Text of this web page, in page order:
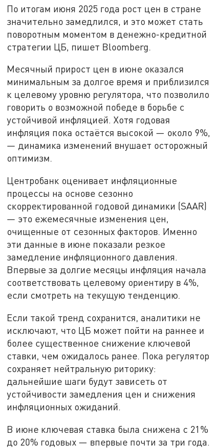
По итогам июня 2025 года рост цен в стране
значительно замедлился, и это может стать
поворотным моментом в денежно-кредитной
стратегии ЦБ, пишет Bloomberg.
Месячный прирост цен в июне оказался
минимальным за долгое время и приблизился
к целевому уровню регулятора, что позволило
говорить о возможной победе в борьбе с
устойчивой инфляцией. Хотя годовая
инфляция пока остаётся высокой — около 9%,
— динамика изменений внушает осторожный
оптимизм.
Центробанк оценивает инфляционные
процессы на основе сезонно
скорректированной годовой динамики (SAAR)
— это ежемесячные изменения цен,
очищенные от сезонных факторов. Именно
эти данные в июне показали резкое
замедление инфляционного давления.
Впервые за долгие месяцы инфляция начала
соответствовать целевому ориентиру в 4%,
если смотреть на текущую тенденцию.
Если такой тренд сохранится, аналитики не
исключают, что ЦБ может пойти на раннее и
более существенное снижение ключевой
ставки, чем ожидалось ранее. Пока регулятор
сохраняет нейтральную риторику:
дальнейшие шаги будут зависеть от
устойчивости замедления цен и снижения
инфляционных ожиданий.
В июне ключевая ставка была снижена с 21%
до 20% годовых — впервые почти за три года.